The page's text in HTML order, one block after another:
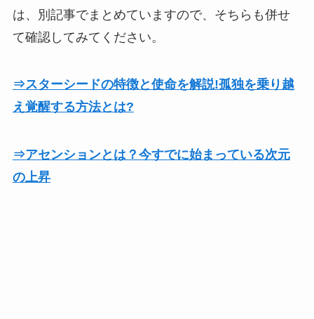
は、別記事でまとめていますので、そちらも併せ
て確認してみてください。
⇒スターシードの特徴と使命を解説!孤独を乗り越
え覚醒する方法とは?
⇒アセンションとは？今すでに始まっている次元
の上昇